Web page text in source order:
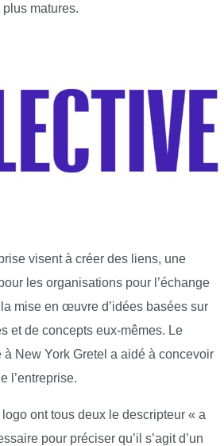
plus matures.
visent à créer des liens, une
les organisations pour l’échange
mise en œuvre d’idées basées sur
et de concepts eux-mêmes. Le
New York Gretel a aidé à concevoir
l’entreprise.
logo ont tous deux le descripteur « a
pour préciser qu’il s’agit d’un